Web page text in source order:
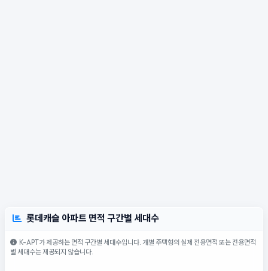
롯데캐슬 아파트 면적 구간별 세대수
K-APT가 제공하는 면적 구간별 세대수입니다. 개별 주택형의 실제 전용면적 또는 전용면적
별 세대수는 제공되지 않습니다.